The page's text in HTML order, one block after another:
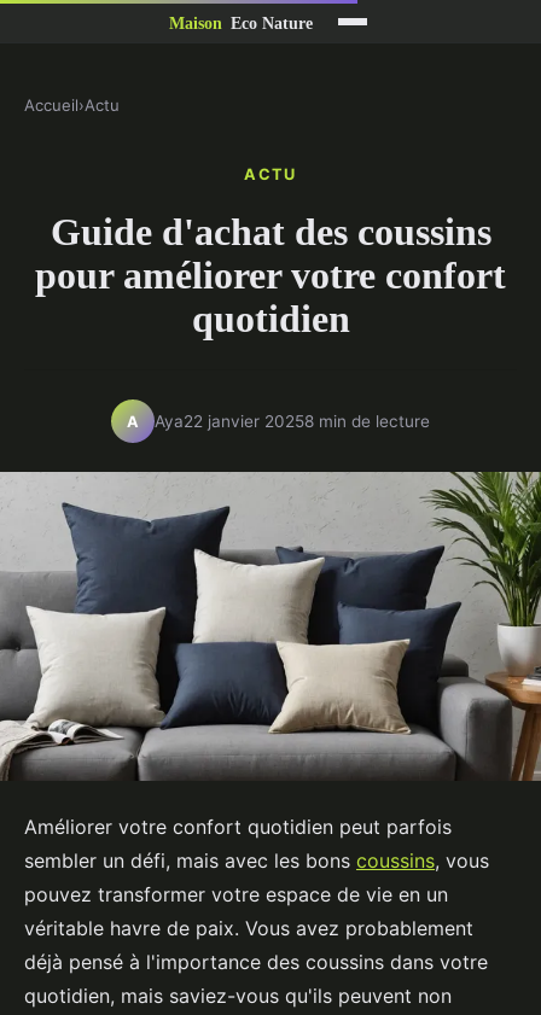
Accueil›Actu
ACTU
Guide d'achat des coussins
pour améliorer votre confort
quotidien
A Aya22 janvier 20258 min de lecture
Améliorer votre confort quotidien peut parfois
sembler un défi, mais avec les bons coussins, vous
pouvez transformer votre espace de vie en un
véritable havre de paix. Vous avez probablement
déjà pensé à l'importance des coussins dans votre
quotidien, mais saviez-vous qu'ils peuvent non